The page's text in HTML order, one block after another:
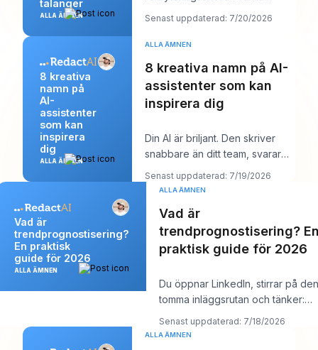
talanger
ALLA ÄMNEN
“starka kandidater senast nästa
vecka”, och din a
Senast uppdaterad: 7/20/2026
8 kreativa
namn på
AI-
assistenter
som kan
inspirera
dig
ALLA ÄMNEN
ALLA ÄMNEN
8 kreativa namn på AI-
assistenter som kan
inspirera dig
Din AI är briljant. Den skriver
snabbare än ditt team, svarar
tydligt och låter kanske till och
med
Senast uppdaterad: 7/19/2026
Vad är
trendprognostisering?
En praktisk
guide för 2026
ALLA ÄMNEN
ALLA ÄMNEN
Vad är
trendprognostisering?
praktisk guide för 2026
Du öppnar LinkedIn, stirrar på den
tomma inläggsrutan och tänker:
“Vad bryr sig min målgrupp om
Senast uppdaterad: 7/18/2026
ALLA ÄMNEN